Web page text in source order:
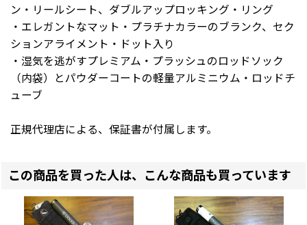
ン・リールシート、ダブルアップロッキング・リング
・エレガントなマット・プラチナカラーのブランク、セク
ションアライメント・ドット入り
・湿気を逃がすプレミアム・プラッシュのロッドソック
（内袋）とパウダーコートの軽量アルミニウム・ロッドチ
ューブ
正規代理店による、保証書が付属します。
この商品を買った人は、こんな商品も買っています